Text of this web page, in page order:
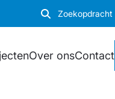
Zoekopdracht
Over onsContact